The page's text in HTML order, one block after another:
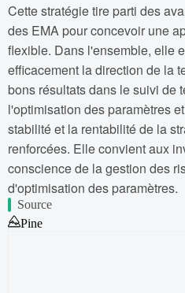
Cette stratégie tire parti des
des EMA pour concevoir une
flexible. Dans l'ensemble, elle
efficacement la direction de la
bons résultats dans le suivi de
l'optimisation des paramètres
stabilité et la rentabilité de la
renforcées. Elle convient aux
conscience de la gestion des
d'optimisation des paramètres.
Source
Pine